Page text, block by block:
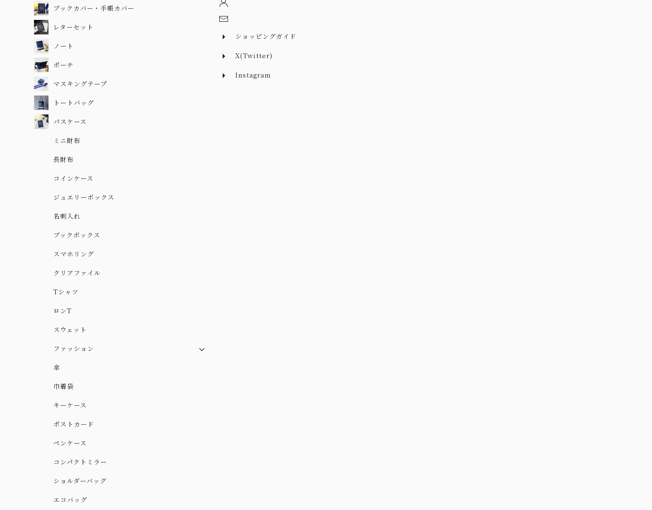
ブックカバー・手帳カバー
レターセット
ノート
ポーチ
マスキングテープ
トートバッグ
パスケース
ミニ財布
長財布
コインケース
ジュエリーボックス
名刺入れ
ブックボックス
スマホリング
クリアファイル
Tシャツ
ロンT
スウェット
ファッション
スカート（やや厚手ver.）
傘
巾着袋
キーケース
ポストカード
ペンケース
コンパクトミラー
ショルダーバッグ
エコバッグ
ショッピングガイド
X(Twitter)
Instagram